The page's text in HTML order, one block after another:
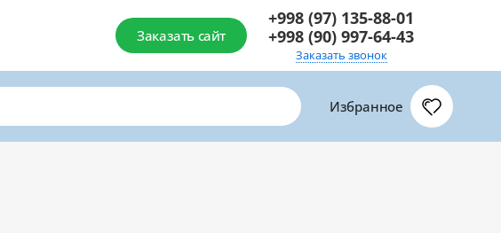
Заказать сайт
+998 (97) 135-88-01
+998 (90) 997-64-43
Заказать звонок
Избранное